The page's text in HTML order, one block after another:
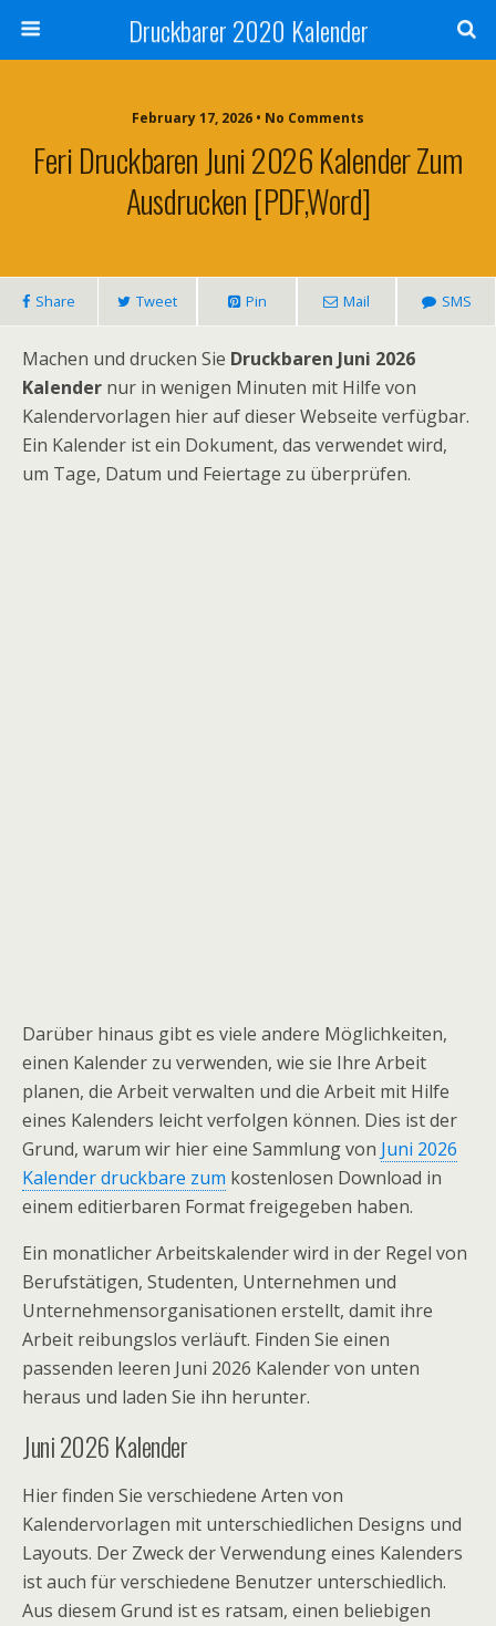
Druckbarer 2020 Kalender
February 17, 2026 • No Comments
Feri Druckbaren Juni 2026 Kalender Zum
Ausdrucken [PDF,Word]
Share Tweet Pin Mail SMS
Machen und drucken Sie Druckbaren Juni 2026
Kalender nur in wenigen Minuten mit Hilfe von
Kalendervorlagen hier auf dieser Webseite verfügbar.
Ein Kalender ist ein Dokument, das verwendet wird,
um Tage, Datum und Feiertage zu überprüfen.
Darüber hinaus gibt es viele andere Möglichkeiten,
einen Kalender zu verwenden, wie sie Ihre Arbeit
planen, die Arbeit verwalten und die Arbeit mit Hilfe
eines Kalenders leicht verfolgen können. Dies ist der
Grund, warum wir hier eine Sammlung von Juni 2026
Kalender druckbare zum kostenlosen Download in
einem editierbaren Format freigegeben haben.
Ein monatlicher Arbeitskalender wird in der Regel von
Berufstätigen, Studenten, Unternehmen und
Unternehmensorganisationen erstellt, damit ihre
Arbeit reibungslos verläuft. Finden Sie einen
passenden leeren Juni 2026 Kalender von unten
heraus und laden Sie ihn herunter.
Juni 2026 Kalender
Hier finden Sie verschiedene Arten von
Kalendervorlagen mit unterschiedlichen Designs und
Layouts. Der Zweck der Verwendung eines Kalenders
ist auch für verschiedene Benutzer unterschiedlich.
Aus diesem Grund ist es ratsam, einen beliebigen